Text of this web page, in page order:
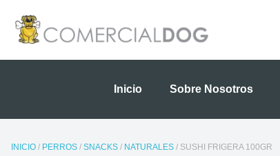
contenido
Inicio Sobre Nosotros
INICIO / PERROS / SNACKS / NATURALES / SUSHI FRIGERA 100GR